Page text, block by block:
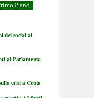
Piano
dei social ai
al Parlamento
crisi a Ceuta